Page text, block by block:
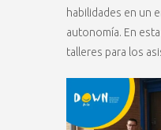
habilidades en un
autonomía. En
talleres para los